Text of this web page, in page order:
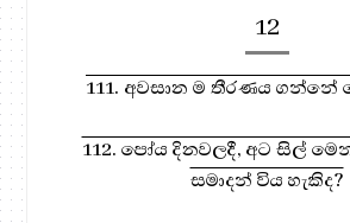
12
111. අවසාන ම තීරණය ගන්නේ
112. පෝය දිනවලදී, අට සිල්
සමාදන් විය හැකිද?